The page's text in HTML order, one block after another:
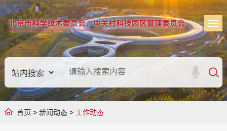
首页 > 新闻动态> 工作动态